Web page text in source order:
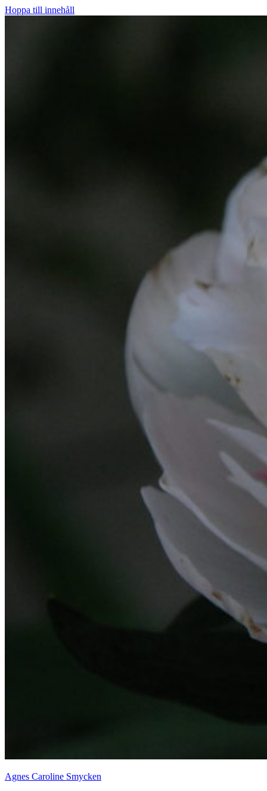
Hoppa till innehåll
Agnes Caroline Smycken